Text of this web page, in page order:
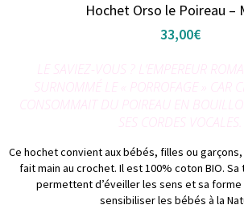
Hochet Orso le Poireau –
33,00€
LE SAVIEZ-VOUS ? L’EMPEREUR
SURNOMMÉ LE « PORROFAGE » CAR
CONSOMMAIT DU POIREAU EN
SES CORDES VOCALES.
Ce hochet convient aux bébés, filles ou
fait main au crochet. Il est 100% coton BIO.
permettent d’éveiller les sens et sa
sensibiliser les bébés à la